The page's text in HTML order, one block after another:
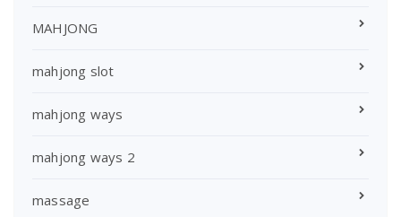
MAHJONG
mahjong slot
mahjong ways
mahjong ways 2
massage